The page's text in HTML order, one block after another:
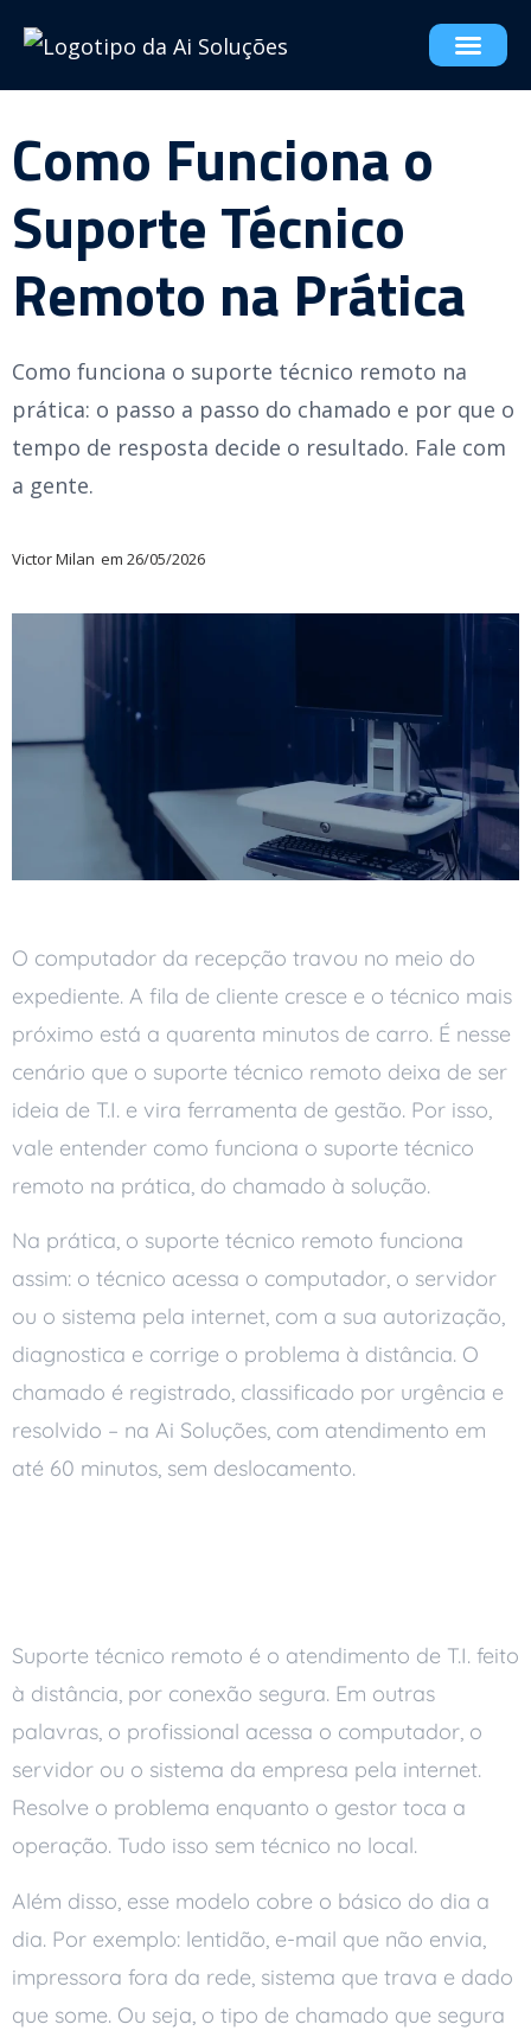
Como Funciona o
Suporte Técnico
Remoto na Prática
Como funciona o suporte técnico remoto na
prática: o passo a passo do chamado e por que o
tempo de resposta decide o resultado. Fale com
a gente.
Victor Milan em 26/05/2026
O computador da recepção travou no meio do
expediente. A fila de cliente cresce e o técnico mais
próximo está a quarenta minutos de carro. É nesse
cenário que o suporte técnico remoto deixa de ser
ideia de T.I. e vira ferramenta de gestão. Por isso,
vale entender como funciona o suporte técnico
remoto na prática, do chamado à solução.
Na prática, o suporte técnico remoto funciona
assim: o técnico acessa o computador, o servidor
ou o sistema pela internet, com a sua autorização,
diagnostica e corrige o problema à distância. O
chamado é registrado, classificado por urgência e
resolvido – na Ai Soluções, com atendimento em
até 60 minutos, sem deslocamento.
Suporte técnico remoto é o atendimento de T.I. feito
à distância, por conexão segura. Em outras
palavras, o profissional acessa o computador, o
servidor ou o sistema da empresa pela internet.
Resolve o problema enquanto o gestor toca a
operação. Tudo isso sem técnico no local.
Além disso, esse modelo cobre o básico do dia a
dia. Por exemplo: lentidão, e-mail que não envia,
impressora fora da rede, sistema que trava e dado
que some. Ou seja, o tipo de chamado que segura